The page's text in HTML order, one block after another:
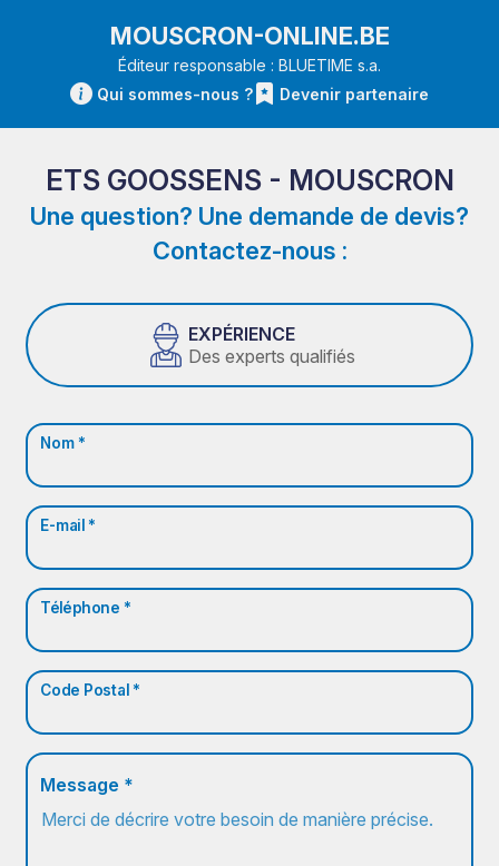
MOUSCRON-ONLINE.BE
Éditeur responsable : BLUETIME s.a.
Qui sommes-nous ?
Devenir partenaire
ETS GOOSSENS - MOUSCRON
Une question? Une demande de devis?
Contactez-nous :
EXPÉRIENCE
Des experts qualifiés
Nom *
E-mail *
Téléphone *
Code Postal *
Message *